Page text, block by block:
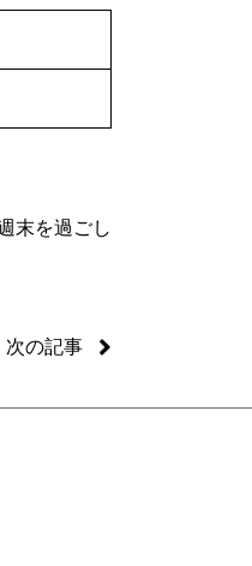
末を過ごし
次の記事